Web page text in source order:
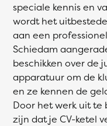
speciale kennis en
wordt het
aan een
Schiedam
beschikken over de
apparatuur om de
en ze kennen de
Door het werk uit te
zijn dat je CV-ketel